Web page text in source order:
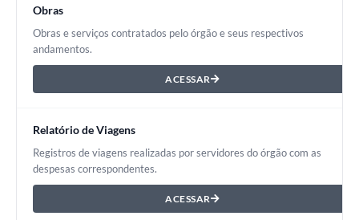
Obras
Obras e serviços contratados pelo órgão e seus respectivos
andamentos.
ACESSAR
Relatório de Viagens
Registros de viagens realizadas por servidores do órgão com as
despesas correspondentes.
ACESSAR